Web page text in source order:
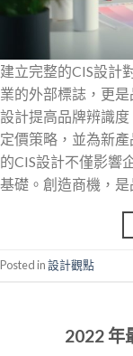
建立完整的CIS設計
業的外部標誌，更
設計提高品牌辨識
定價策略，並為新
的CIS設計不僅影響
基礎。創造商機，是
Posted in設計觀點
2022 年